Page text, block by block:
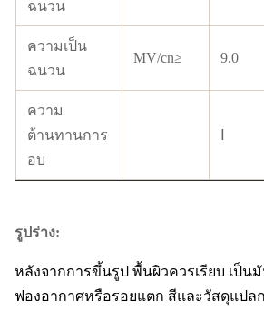
ฉนวน
ความเป็น
ฉนวน
MV/cn≥ 9.0
ความ
ต้านทานการ
อบ
รูปร่าง:
หลังจากการขึ้นรูป พื้นผิวควรเรียบ เป็นมั
ฟองอากาศหรือรอยแตก สีและวัสดุแปล